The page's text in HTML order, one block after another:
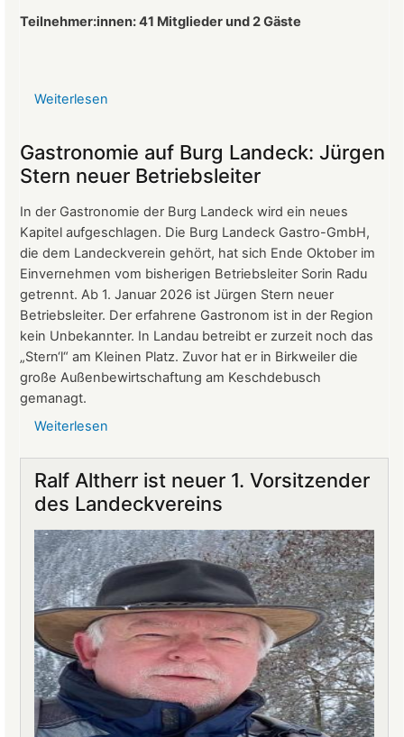
Teilnehmer:innen: 41 Mitglieder und 2 Gäste
Weiterlesen
der
Mitgliederversammlung
vom
März
2026
Gastronomie auf Burg Landeck: Jürgen
Stern neuer Betriebsleiter
In der Gastronomie der Burg Landeck wird ein neues
Kapitel aufgeschlagen. Die Burg Landeck Gastro-GmbH,
die dem Landeckverein gehört, hat sich Ende Oktober im
Einvernehmen vom bisherigen Betriebsleiter Sorin Radu
getrennt. Ab 1. Januar 2026 ist Jürgen Stern neuer
Betriebsleiter. Der erfahrene Gastronom ist in der Region
kein Unbekannter. In Landau betreibt er zurzeit noch das
„Stern‘l“ am Kleinen Platz. Zuvor hat er in Birkweiler die
große Außenbewirtschaftung am Keschdebusch
gemanagt.
Weiterlesen
Burg
Landeck:
Jürgen
Stern
neuer
Betriebsleiter
Ralf Altherr ist neuer 1. Vorsitzender
des Landeckvereins